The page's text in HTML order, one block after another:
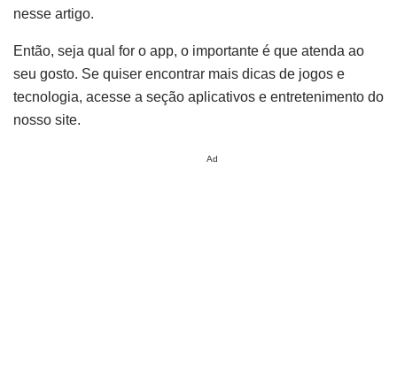
nesse artigo.
Então, seja qual for o app, o importante é que atenda ao
seu gosto. Se quiser encontrar mais dicas de jogos e
tecnologia, acesse a seção aplicativos e entretenimento do
nosso site.
Ad